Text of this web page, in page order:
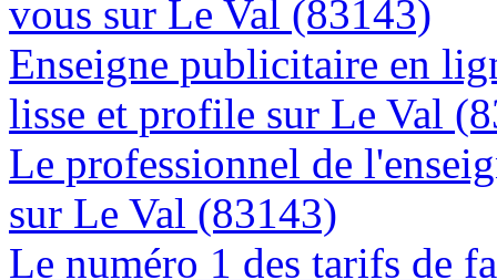
vous sur Le Val (83143)
Enseigne publicitaire en
lisse et profile sur Le Val
Le professionnel de
sur Le Val (83143)
Le numéro 1 des tarifs de